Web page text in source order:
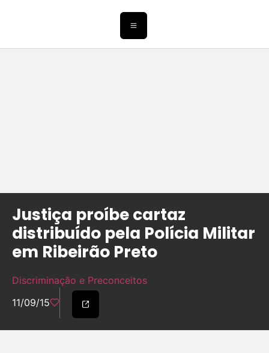
Justiça proíbe cartaz
distribuído pela Polícia Militar
em Ribeirão Preto
Discriminação e Preconceitos
11/09/15